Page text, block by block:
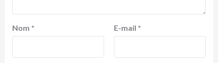
Nom * E-mail *